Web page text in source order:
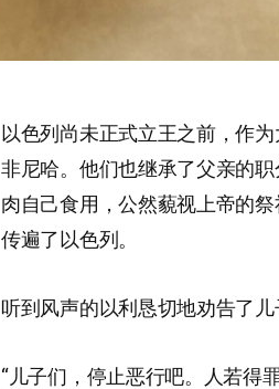
以色列尚未正式立王之前，作
非尼哈。他们也继承了父亲的
肉自己食用，公然藐视上帝的
传遍了以色列。
听到风声的以利恳切地劝告了儿
“儿子们，停止恶行吧。人若得